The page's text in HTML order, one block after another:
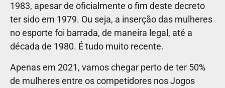
1983, apesar de oficialmente o fim deste decreto
ter sido em 1979. Ou seja, a inserção das mulheres
no esporte foi barrada, de maneira legal, até a
década de 1980. É tudo muito recente.
Apenas em 2021, vamos chegar perto de ter 50%
de mulheres entre os competidores nos Jogos